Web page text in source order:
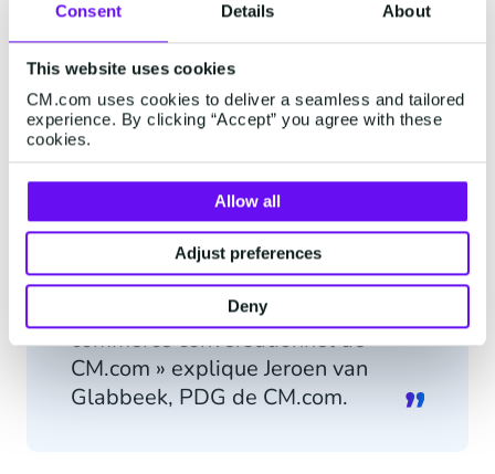
Consent Details About
This website uses cookies
CM.com uses cookies to deliver a seamless and tailored
experience. By clicking “Accept” you agree with these
cookies.
Allow all
Adjust preferences
Deny
désormais proposer aux
commerçants de toutes tailles une
solution de paiement mobile à la
fois simple et abordable. Comme
en témoigne le rachat de
Mobeewave par Apple, le marché
des terminaux de paiement sur
smartphone est prometteur, et le
logiciel SoftPOS s’intègrera tout
naturellement aux solutions
intégrées de communication et de
commerce conversationnel de
CM.com » explique Jeroen van
Glabbeek, PDG de CM.com.